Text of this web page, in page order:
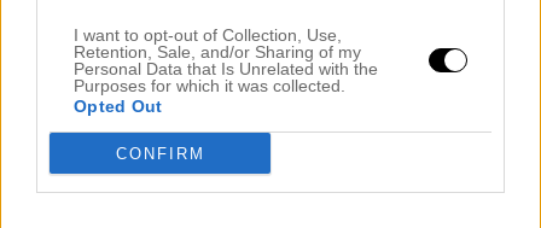
I want to opt-out of Collection, Use,
Retention, Sale, and/or Sharing of my
Personal Data that Is Unrelated with the
Purposes for which it was collected.
Opted Out
CONFIRM
Inläggsnavigering
HURRAAAAA FÖR
MAMMORNA
MORS DAGTÄVLING I
SISTA MINUTEN
7 kommentarer till “
TVÅ FAVVISAR & LITE
MANIKYR”